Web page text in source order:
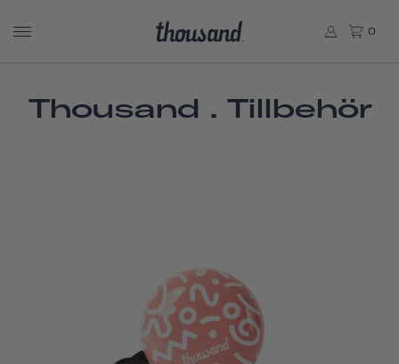
0
Thousand . Tillbehör